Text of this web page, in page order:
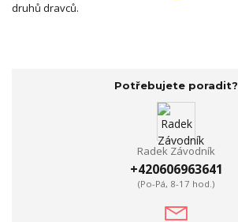
druhů dravců.
Potřebujete poradit?
Radek Závodník
+420606963641
(Po-Pá, 8-17 hod.)